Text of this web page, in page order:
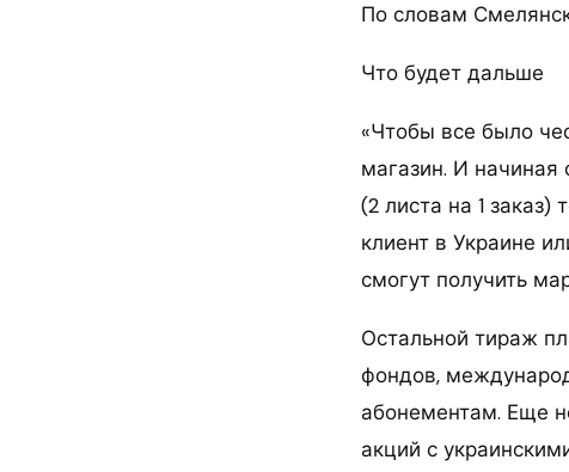
По словам
Что будет дальше
«Чтобы все было
магазин. И начиная
(2 листа на 1
клиент в Украине
смогут получить
Остальной тираж
фондов,
абонементам. Еще
акций с